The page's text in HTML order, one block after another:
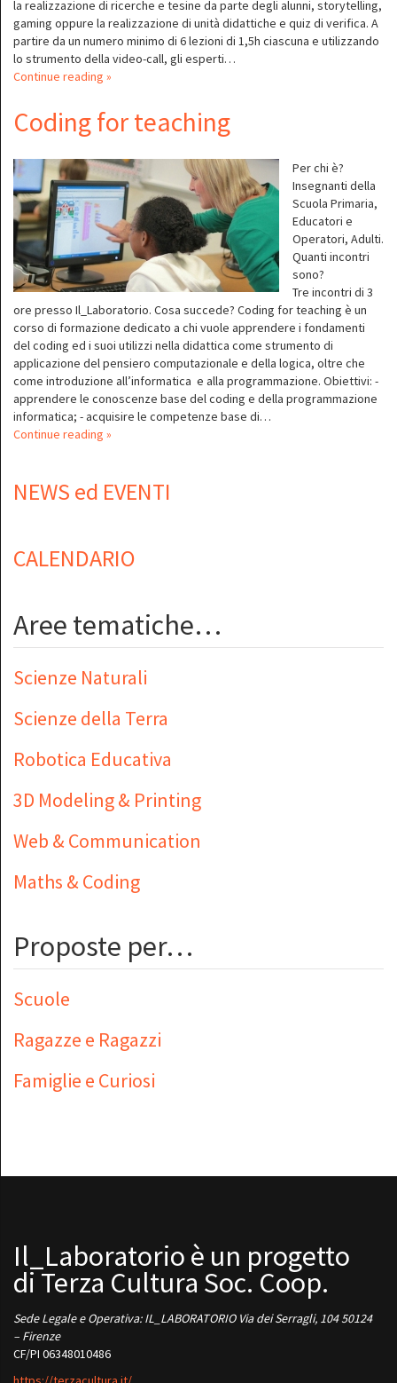
la realizzazione di ricerche e tesine da parte degli alunni, storytelling,
gaming oppure la realizzazione di unità didattiche e quiz di verifica. A
partire da un numero minimo di 6 lezioni di 1,5h ciascuna e utilizzando
lo strumento della video-call, gli esperti…
Continue reading »
Coding for teaching
Per chi è?
Insegnanti della
Scuola Primaria,
Educatori e
Operatori, Adulti.
Quanti incontri
sono?
Tre incontri di 3
ore presso Il_Laboratorio. Cosa succede? Coding for teaching è un
corso di formazione dedicato a chi vuole apprendere i fondamenti
del coding ed i suoi utilizzi nella didattica come strumento di
applicazione del pensiero computazionale e della logica, oltre che
come introduzione all’informatica e alla programmazione. Obiettivi: -
apprendere le conoscenze base del coding e della programmazione
informatica; - acquisire le competenze base di…
Continue reading »
NEWS ed EVENTI
CALENDARIO
Aree tematiche…
Scienze Naturali
Scienze della Terra
Robotica Educativa
3D Modeling & Printing
Web & Communication
Maths & Coding
Proposte per…
Scuole
Ragazze e Ragazzi
Famiglie e Curiosi
Il_Laboratorio è un progetto
di Terza Cultura Soc. Coop.
Sede Legale e Operativa: IL_LABORATORIO Via dei Serragli, 104 50124
– Firenze
CF/PI 06348010486